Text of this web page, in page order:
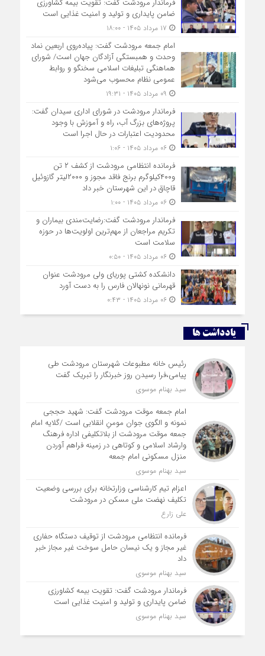
فرماندار مرودشت گفت: تقویت بیمه کشاورزی
ضامن پایداری و تولید و امنیت غذایی است
امام جمعه مرودشت گفت: پیاده‌روی اربعین نماد
وحدت و همبستگی آزادگان جهان است/ شورای
هماهنگی تبلیغات اسلامی سخنگو و روابط
عمومی نظام محسوب می‌شود
فرماندار مرودشت در شورای اداری سیدان گفت:
پروژه‌های بزرگ آب، راه و آموزش با وجود
محدودیت اعتبارات در حال اجرا است
۰۶ مرداد ۱۴۰۵ - ۱:۰۶
فرمانده انتظامي مرودشت از کشف ۲ تن
و۴۰۰کیلوگرم برنج فاقد مجوز و ۲۰۰۰لیتر گازوئیل
قاچاق در اين شهرستان خبر داد
۰۶ مرداد ۱۴۰۵ - ۱:۰۰
فرماندار مرودشت گفت:رضایت‌مندی بیماران و
تکریم مراجعان از مهم‌ترین اولویت‌ها در حوزه
سلامت است
۰۶ مرداد ۱۴۰۵ - ۰:۵۰
دانشکده کشتی پوریای ولی مرودشت عنوان
قهرمانی نونهالان فارس را به دست آورد
۰۶ مرداد ۱۴۰۵ - ۰:۴۳
یادداشت ها
رئیس خانه مطبوعات شهرستان مرودشت طی
پیامی،فرا رسیدن روز خبرنگار را تبریک گفت
سید بهنام موسوی
امام جمعه موقت مرودشت گفت: شهید حججی
نمونه و الگوی جوان مومنِ انقلابی است /گلایه امام
جمعه موقت مرودشت از بلاتکلیفی اداره فرهنگ
وارشاد اسلامی و کوتاهی در زمینه فراهم آوردن
منزل مسکونی امام جمعه
سید بهنام موسوی
اعزام تیم کارشناسی وزارتخانه برای بررسی وضعیت
تکلیف نهضت ملی مسکن در مرودشت
علی زارع
فرمانده انتظامی مرودشت از توقیف دستگاه حفاری
غیر مجاز و یک نیسان حامل سوخت غیر مجاز خبر
داد
سید بهنام موسوی
فرماندار مرودشت گفت: تقویت بیمه کشاورزی
ضامن پایداری و تولید و امنیت غذایی است
سید بهنام موسوی